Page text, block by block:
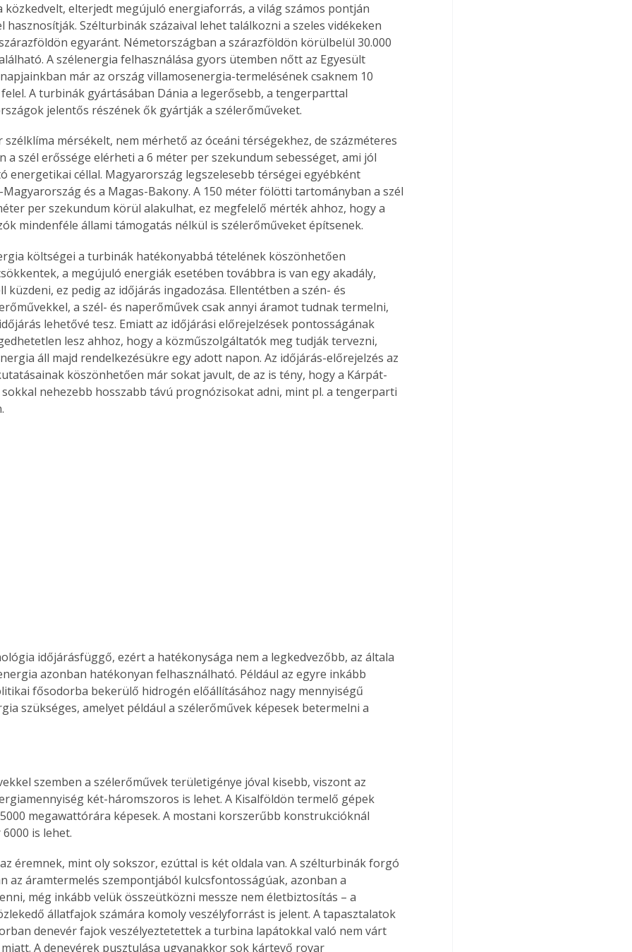
az
A
Együtt jobban megéri!
közkedvelt, elterjedt megújuló energiaforrás, a világ számos pontján
hasznosítják. Szélturbinák százaival lehet találkozni a szeles vidékeken
egyaránt. Németországban a szárazföldön körülbelül 30.000
A szélenergia felhasználása gyors ütemben nőtt az Egyesült
már az ország villamosenergia-termelésének csaknem 10
A turbinák gyártásában Dánia a legerősebb, a tengerparttal
jelentős részének ők gyártják a szélerőműveket.
szélklíma mérsékelt, nem mérhető az óceáni térségekhez, de százméteres
a szél erőssége elérheti a 6 méter per szekundum sebességet, ami jól
energetikai céllal. Magyarország legszelesebb térségei egyébként
Magyarország és a Magas-Bakony. A 150 méter fölötti tartományban a szél
per szekundum körül alakulhat, ez megfelelő mérték ahhoz, hogy a
mindenféle állami támogatás nélkül is szélerőműveket építsenek.
költségei a turbinák hatékonyabbá tételének köszönhetően
a megújuló energiák esetében továbbra is van egy akadály,
küzdeni, ez pedig az időjárás ingadozása. Ellentétben a szén- és
a szél- és naperőművek csak annyi áramot tudnak termelni,
lehetővé tesz. Emiatt az időjárási előrejelzések pontosságának
lesz ahhoz, hogy a közműszolgáltatók meg tudják tervezni,
áll majd rendelkezésükre egy adott napon. Az időjárás-előrejelzés az
köszönhetően már sokat javult, de az is tény, hogy a Kárpát-
sokkal nehezebb hosszabb távú prognózisokat adni, mint pl. a tengerparti
időjárásfüggő, ezért a hatékonysága nem a legkedvezőbb, az általa
azonban hatékonyan felhasználható. Például az egyre inkább
fősodorba bekerülő hidrogén előállításához nagy mennyiségű
szükséges, amelyet például a szélerőművek képesek betermelni a
szemben a szélerőművek területigénye jóval kisebb, viszont az
két-háromszoros is lehet. A Kisalföldön termelő gépek
megawattórára képesek. A mostani korszerűbb konstrukcióknál
is lehet.
éremnek, mint oly sokszor, ezúttal is két oldala van. A szélturbinák forgó
az áramtermelés szempontjából kulcsfontosságúak, azonban a
még inkább velük összeütközni messze nem életbiztosítás – a
állatfajok számára komoly veszélyforrást is jelent. A tapasztalatok
denevér fajok veszélyeztetettek a turbina lapátokkal való nem várt
A denevérek pusztulása ugyanakkor sok kártevő rovar